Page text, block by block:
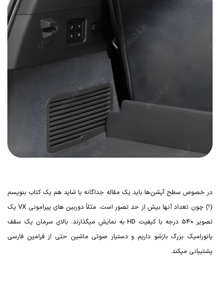
در خصوص سطح آپشن‌ها باید یک مقاله جداگانه یا شاید هم یک کتاب بنویسم
(!) چون تعداد آنها بیش از حد تصور است. مثلاً دوربین های پیرامونی VXیک
تصویر 540 درجه با کیفیت
HDبه نمایش میگذارند. بالای سرمان یک سقف
پانورامیک بزرگ بازشو داریم و دستیار صوتی ماشین حتی از فرامین فارسی
پشتیبانی میکند.